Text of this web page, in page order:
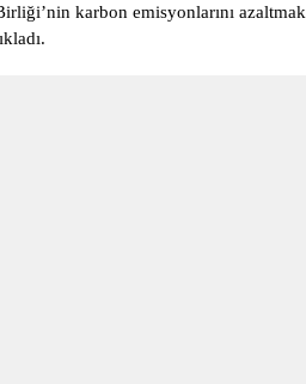
karbon emisyonlarını